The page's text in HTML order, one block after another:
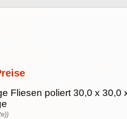
Fliesen poliert 30,0 x 30,0